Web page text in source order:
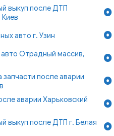
выкуп после ДТП
авто г. Узин
авто Отрадный массив,
запчасти после аварии
аварии Харьковский
выкуп после ДТП г. Белая